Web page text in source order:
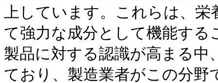
上しています。これらは、
て強力な成分として機能する
製品に対する認識が高まる中
ており、製造業者がこの分